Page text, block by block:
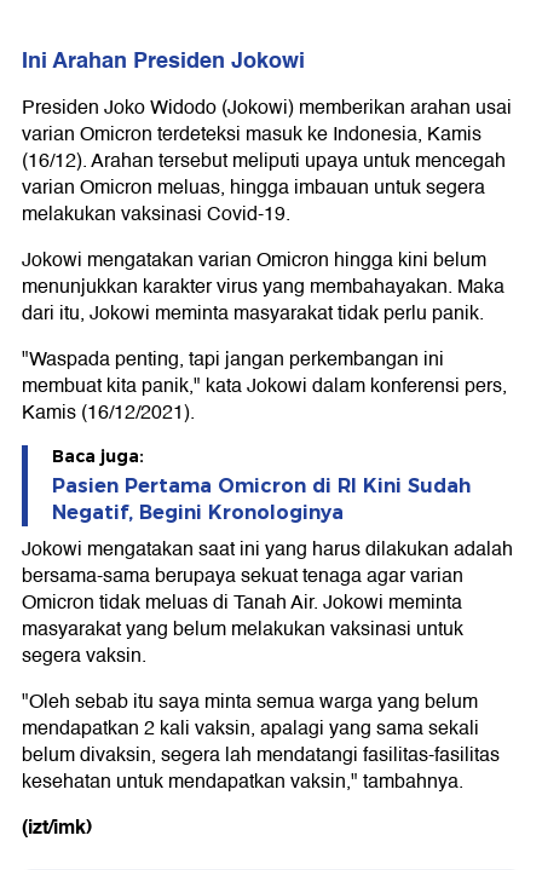
Ini Arahan Presiden Jokowi
Presiden Joko Widodo (Jokowi) memberikan arahan usai
varian Omicron terdeteksi masuk ke Indonesia, Kamis
(16/12). Arahan tersebut meliputi upaya untuk mencegah
varian Omicron meluas, hingga imbauan untuk segera
melakukan vaksinasi Covid-19.
Jokowi mengatakan varian Omicron hingga kini belum
menunjukkan karakter virus yang membahayakan. Maka
dari itu, Jokowi meminta masyarakat tidak perlu panik.
"Waspada penting, tapi jangan perkembangan ini
membuat kita panik," kata Jokowi dalam konferensi pers,
Kamis (16/12/2021).
Baca juga:
Pasien Pertama Omicron di RI Kini Sudah
Negatif, Begini Kronologinya
Jokowi mengatakan saat ini yang harus dilakukan adalah
bersama-sama berupaya sekuat tenaga agar varian
Omicron tidak meluas di Tanah Air. Jokowi meminta
masyarakat yang belum melakukan vaksinasi untuk
segera vaksin.
"Oleh sebab itu saya minta semua warga yang belum
mendapatkan 2 kali vaksin, apalagi yang sama sekali
belum divaksin, segera lah mendatangi fasilitas-fasilitas
kesehatan untuk mendapatkan vaksin," tambahnya.
(izt/imk)